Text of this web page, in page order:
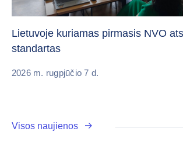
Lietuvoje kuriamas pirmasis NVO
standartas
2026 m. rugpjūčio 7 d.
Visos naujienos